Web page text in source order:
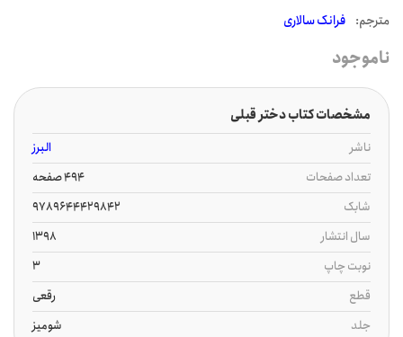
مترجم: فرانک سالاری
ناموجود
مشخصات کتاب دختر قبلی
ناشر
البرز
تعداد صفحات
494 صفحه
شابک
9789644429842
سال انتشار
1398
نوبت چاپ
3
قطع
رقعی
جلد
شومیز